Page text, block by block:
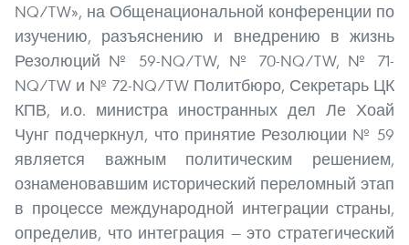
NQ/TW», на Общенациональной конференции по
изучению, разъяснению и внедрению в жизнь
Резолюций № 59-NQ/TW, № 70-NQ/TW, № 71-
NQ/TW и № 72-NQ/TW Политбюро, Секретарь ЦК
КПВ, и.о. министра иностранных дел Ле Хоай
Чунг подчеркнул, что принятие Резолюции № 59
является важным политическим решением,
ознаменовавшим исторический переломный этап
в процессе международной интеграции страны,
определив, что интеграция — это стратегический